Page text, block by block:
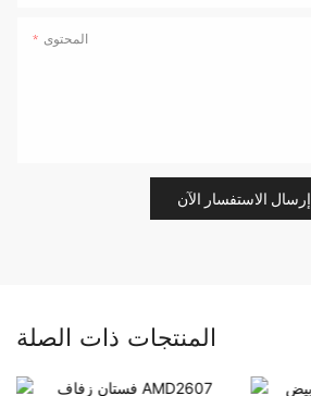
المحتوى
إرسال الاستفسار الآن
المنتجات ذات الصلة